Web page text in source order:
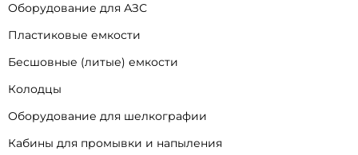
Оборудование для АЗС
Пластиковые емкости
Бесшовные (литые) емкости
Колодцы
Оборудование для шелкографии
Кабины для промывки и напыления